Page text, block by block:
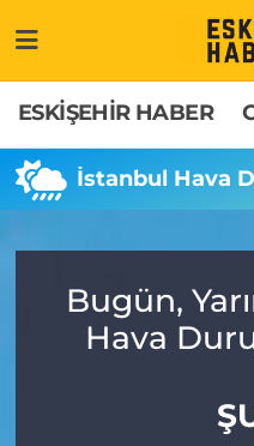
ESKİŞEHİR HABER
İstanbul Hava
Bugün,
Hava
GÜNDEM
ASAYİŞ
EKONOMİ
Hakkımızda
İletişim
Odunpazarı
Süper Lig Puan
Son Dakika